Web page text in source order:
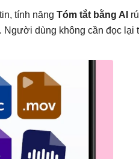
tính năng Tóm tắt bằng AI
dùng không cần đọc lại